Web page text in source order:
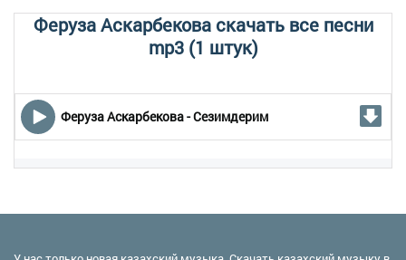
Феруза Аскарбекова скачать все песни
mp3 (1 штук)
Феруза Аскарбекова - Сезимдерим